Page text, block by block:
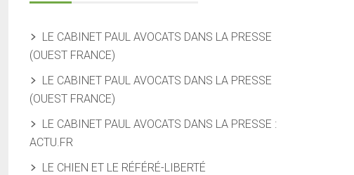
LE CABINET PAUL AVOCATS DANS LA PRESSE
(OUEST FRANCE)
LE CABINET PAUL AVOCATS DANS LA PRESSE
(OUEST FRANCE)
LE CABINET PAUL AVOCATS DANS LA PRESSE :
ACTU.FR
LE CHIEN ET LE RÉFÉRÉ-LIBERTÉ